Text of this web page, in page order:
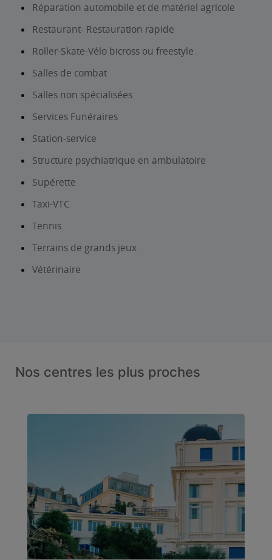
Réparation automobile et de matériel agricole
Restaurant- Restauration rapide
Roller-Skate-Vélo bicross ou freestyle
Salles de combat
Salles non spécialisées
Services Funéraires
Station-service
Structure psychiatrique en ambulatoire
Supérette
Taxi-VTC
Tennis
Terrains de grands jeux
Vétérinaire
Nos centres les plus proches